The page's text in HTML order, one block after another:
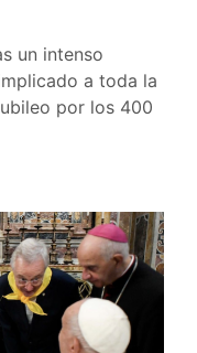
un intenso
a toda la
por los 400